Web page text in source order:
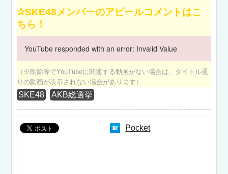
✰SKE48メンバーのアピールコメントはこ
ちら！
YouTube responded with an error: Invalid Value
（※削除等でYouTubeに関連する動画がない場合は、タイトル通
りの動画が表示されない場合があります）
SKE48 AKB総選挙
Pocket